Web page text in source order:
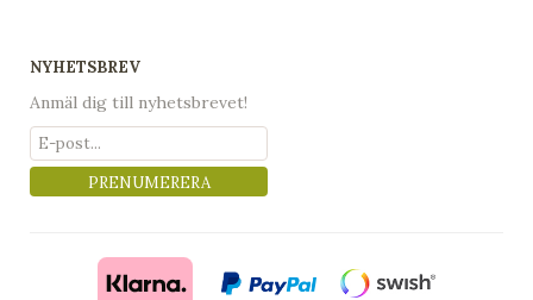
NYHETSBREV
Anmäl dig till nyhetsbrevet!
PRENUMERERA